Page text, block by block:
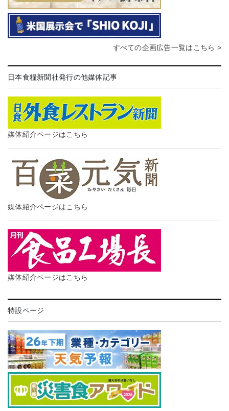
すべての企画広告一覧はこちら >
日本食糧新聞社発行の他媒体記事
媒体紹介ページはこちら
媒体紹介ページはこちら
媒体紹介ページはこちら
特設ページ